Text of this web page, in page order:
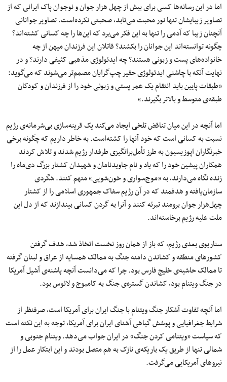
اما در این رسانه‌ها کسی برای بیش از چهل هزار جوان و نوجوان پاک ایرانی که از
تصاویر زیبایشان تنها نور محبت می‌تابد، صحبتی نکرده‌است. تصاویر جوانانی
آنچنان زیبا که آدمی را تنها به این فکر می‌برد که این‌ها را چه کسانی کشته‌اند؟
چگونه توانسته‌اند این جوانان را بکشند؟ قاتلان این فرزندان میهن از چه
خانواده‌های پست و زبونی هستند؟ چه ایدئولوژی مذهبی کثیفی دارند؟ و در
نهایت آنکه با چاشنی ایدئولوژی حقیر چپ‌گرایان مصمم‌تر می‌شوند که می‌گوید:
«طبقات پایین باید انتقام یک عمر پستی و زبونی خود را از فرزندان و کودکان
طبقه‌ی متوسط و بالاتر بگیرند.»
اما آنچه در این میان تناقض تلخی ایجاد می‌کند یک قرینه‌سازی بی‌شرمانه‌ی رژیم
نسبت به کسانی است که خود آنها را کشته‌است. به خاطر داریم که چگونه برخی
خبرنگاران اپوزیسیون به طرز تأمل‌برانگیزی طرفدار رژیم شدند و تلاش کردند
همکاران پیشین خود را که یاد و نام جاویدنامان و شهیدان کشتار بزرگ دی‌ماه را
زنده نگاه می‌دارند، به «موج‌سواری و خون‌شویی» متهم کنند. شگردی
سازمان‌یافته و هدفمند که در آن رژیم سفاک جمهوری اسلامی را از کشتار
چهل‌هزار جوان برومند تبرئه کنند و آنرا به گردن کسانی بیندازند که از دل این
ملت علیه رژیم برخاسته‌اند.
سناریوی بعدی رژیم، که باز از همان روز نخست اتخاذ شد، هدف گرفتن
کشورهای منطقه و کشاندن دامنه جنگ به ممالک همسایه از عراق و لبنان گرفته
تا ممالک حاشیه‌ی خلیج فارس بود. چرا که می‌دانست آنچه پاشنه‌ی آشیل آمریکا
در جنگ ویتنام بود، کشاندن گستره‌ی جنگ به کامبوج و لائوس بود.
اما آنچه تفاوت آشکار جنگ ویتنام با جنگ ایران برای آمریکا است، صرفنظر از
شرایط جغرافیایی و پوشش گیاهی آشنای ایران برای آمریکا، توجه به این نکته است
که سیاست «ویتنامی کردن جنگ» در ایران جواب می‌دهد. ویتنام جنوبی و
شمالی تنها از طریق یک باریکه‌ی نازک به هم متصل بودند و این ابتکار عمل را از
نیروهای آمریکایی می‌گرفت.